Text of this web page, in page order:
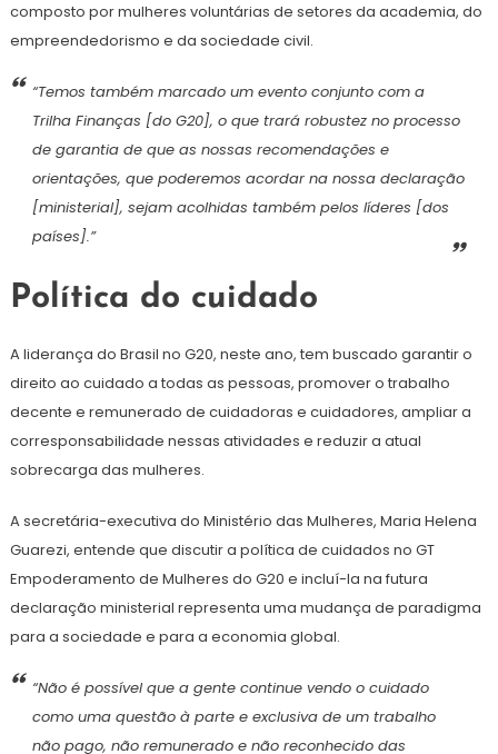
composto por mulheres voluntárias de setores da academia, do
empreendedorismo e da sociedade civil.
“Temos também marcado um evento conjunto com a
Trilha Finanças [do G20], o que trará robustez no processo
de garantia de que as nossas recomendações e
orientações, que poderemos acordar na nossa declaração
[ministerial], sejam acolhidas também pelos líderes [dos
países].”
Política do cuidado
A liderança do Brasil no G20, neste ano, tem buscado garantir o
direito ao cuidado a todas as pessoas, promover o trabalho
decente e remunerado de cuidadoras e cuidadores, ampliar a
corresponsabilidade nessas atividades e reduzir a atual
sobrecarga das mulheres.
A secretária-executiva do Ministério das Mulheres, Maria Helena
Guarezi, entende que discutir a política de cuidados no GT
Empoderamento de Mulheres do G20 e incluí-la na futura
declaração ministerial representa uma mudança de paradigma
para a sociedade e para a economia global.
“Não é possível que a gente continue vendo o cuidado
como uma questão à parte e exclusiva de um trabalho
não pago, não remunerado e não reconhecido das